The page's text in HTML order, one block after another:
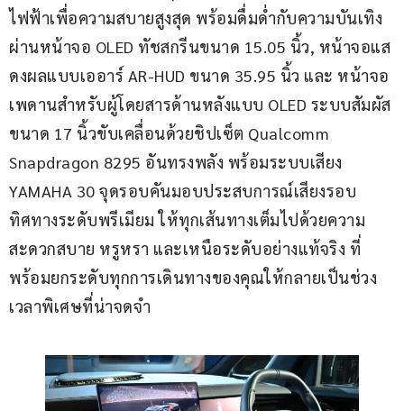
ไฟฟ้าเพื่อความสบายสูงสุด พร้อมดื่มด่ำกับความบันเทิง
ผ่านหน้าจอ OLED ทัชสกรีนขนาด 15.05 นิ้ว, หน้าจอแส
ดงผลแบบเออาร์ AR-HUD ขนาด 35.95 นิ้ว และ หน้าจอ
เพดานสำหรับผู้โดยสารด้านหลังแบบ OLED ระบบสัมผัส
ขนาด 17 นิ้วขับเคลื่อนด้วยชิปเซ็ต Qualcomm
Snapdragon 8295 อันทรงพลัง พร้อมระบบเสียง
YAMAHA 30 จุดรอบคันมอบประสบการณ์เสียงรอบ
ทิศทางระดับพรีเมียม ให้ทุกเส้นทางเต็มไปด้วยความ
สะดวกสบาย หรูหรา และเหนือระดับอย่างแท้จริง ที่
พร้อมยกระดับทุกการเดินทางของคุณให้กลายเป็นช่วง
เวลาพิเศษที่น่าจดจำ